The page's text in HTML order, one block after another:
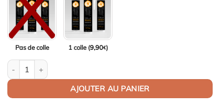
Pas de colle 1 colle (9,90€)
quantité de Becquet / Extension CAP pour Audi TT 8N (1998-
AJOUTER AU PANIER